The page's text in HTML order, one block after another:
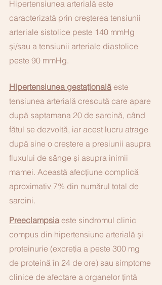
Hipertensiunea arterială este
caracterizată prin creșterea tensiunii
arteriale sistolice peste 140 mmHg
și/sau a tensiunii arteriale diastolice
peste 90 mmHg.
Hipertensiunea gestațională este
tensiunea arterială crescută care apare
după saptamana 20 de sarcină, când
fătul se dezvoltă, iar acest lucru atrage
după sine o creștere a presiunii asupra
fluxului de sânge și asupra inimii
mamei. Această afecțiune complică
aproximativ 7% din numărul total de
sarcini.
Preeclampsia este sindromul clinic
compus din hipertensiune arterială şi
proteinurie (excreţia a peste 300 mg
de proteină în 24 de ore) sau simptome
clinice de afectare a organelor ţintă